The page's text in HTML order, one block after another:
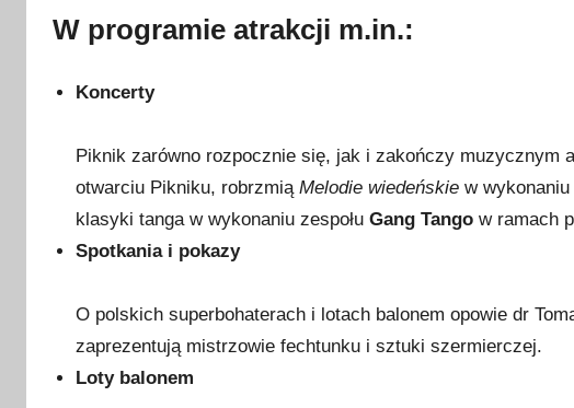
a
a
W programie atrakcji m.in.:
Koncerty
Piknik zarówno rozpocznie się, jak i zakończy muzycznym
otwarciu Pikniku, robrzmiąMelodie wiedeńskie w
klasyki tanga w wykonaniu zespołuGang Tango w ramach
Spotkania i pokazy
O polskich superbohaterach i lotach balonem opowie dr
zaprezentują mistrzowie fechtunku i sztuki szermierczej.
Loty balonem